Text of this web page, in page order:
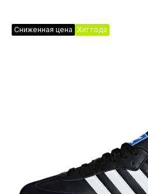
Сниженная цена Хит года